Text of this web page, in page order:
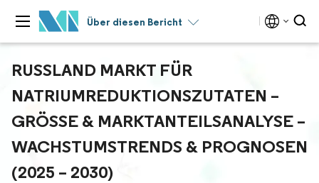
Über diesen Bericht
RUSSLAND MARKT FÜR
NATRIUMREDUKTIONSZUTATEN –
GRÖSSE & MARKTANTEILSANALYSE – W
ACHSTUMSTRENDS & PROGNOSEN (
2025 – 2030)